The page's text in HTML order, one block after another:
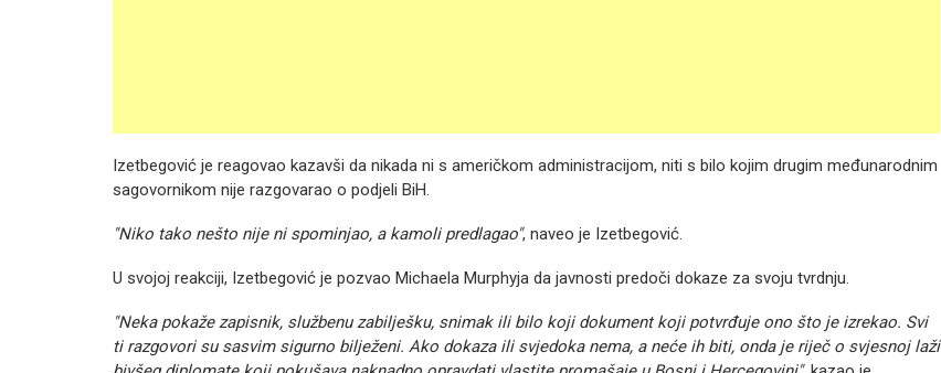
Izetbegović je reagovao kazavši da nikada ni s američkom administracijom, niti s bilo kojim drugim međunarodnim
sagovornikom nije razgovarao o podjeli BiH.
"Niko tako nešto nije ni spominjao, a kamoli predlagao", naveo je Izetbegović.
U svojoj reakciji, Izetbegović je pozvao Michaela Murphyja da javnosti predoči dokaze za svoju tvrdnju.
"Neka pokaže zapisnik, službenu zabilješku, snimak ili bilo koji dokument koji potvrđuje ono što je izrekao. Svi
ti razgovori su sasvim sigurno bilježeni. Ako dokaza ili svjedoka nema, a neće ih biti, onda je riječ o svjesnoj laži